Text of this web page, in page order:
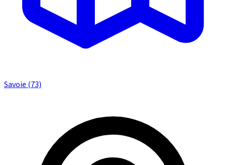
Savoie (73)